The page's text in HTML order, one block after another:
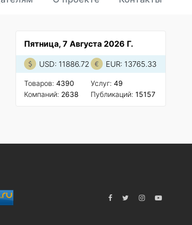
Пятница, 7 Августа 2026 Г.
USD: 11886.72 EUR: 13765.33
Товаров: 4390
Компаний: 2638
Услуг: 49
Публикаций: 15157